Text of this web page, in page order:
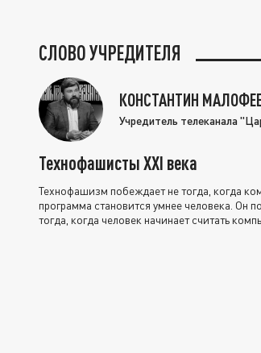
СЛОВО УЧРЕДИТЕЛЯ
КОНСТАНТИН
Учредитель телеканала
Технофашисты XXI века
Технофашизм побеждает не тогда, когда
программа становится умнее человека. Он
тогда, когда человек начинает считать